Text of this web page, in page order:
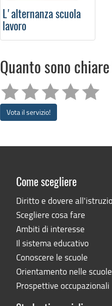
L'alternanza scuola
lavoro
Quanto sono
Vota il servizio!
Come scegliere
Diritto e dovere
Scegliere cosa fare
Ambiti di interesse
Il sistema educativo
Conoscere le scuole
Orientamento nelle scuole
Prospettive occupazionali